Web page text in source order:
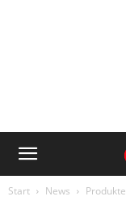
Start News Produkte